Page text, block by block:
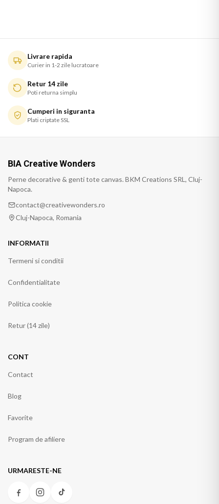
Livrare rapida
Curier in 1-2 zile lucratoare
Retur 14 zile
Poti returna simplu
Cumperi in siguranta
Plati criptate SSL
BIA Creative Wonders
Perne decorative & genti tote canvas. BKM Creations SRL, Cluj-
Napoca.
contact@creativewonders.ro
Cluj-Napoca, Romania
INFORMATII
Termeni si conditii
Confidentialitate
Politica cookie
Retur (14 zile)
CONT
Contact
Blog
Favorite
Program de afiliere
URMARESTE-NE